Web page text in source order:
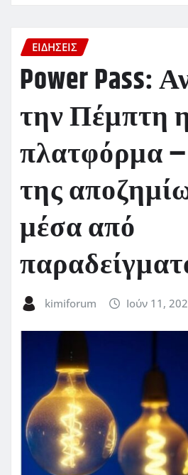
ΕΙΔΗΣΕΙΣ
Power Pass:
την Πέμπτη
πλατφόρμα
της
μέσα από
kimiforum Ιούν 11,